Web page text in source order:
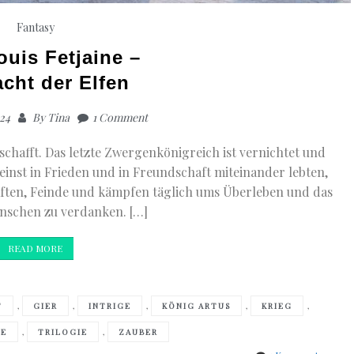
Fantasy
Fetjaine –
der Elfen
ByTina 1 Comment
Das letzte Zwergenkönigreich ist vernichtet und
in Frieden und in Freundschaft miteinander lebten,
Feinde und kämpfen täglich ums Überleben und das
zu verdanken. […]
READ MORE
, GIER , INTRIGE , KÖNIG ARTUS , KRIEG ,
, TRILOGIE , ZAUBER